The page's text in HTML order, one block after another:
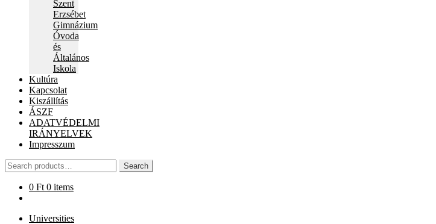
Szent
Erzsébet
Gimnázium
Óvoda
és
Általános
Iskola
Kultúra
Kapcsolat
Kiszállítás
ÁSZF
ADATVÉDELMI
IRÁNYELVEK
Impresszum
Search
for:
Search
0 Ft 0 items
Universities